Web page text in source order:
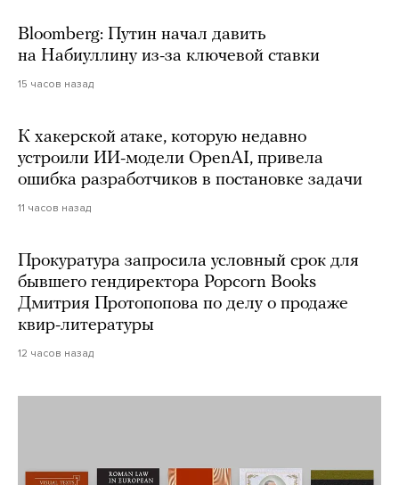
Bloomberg: Путин начал давить
на Набиуллину из-за ключевой ставки
15 часов назад
К хакерской атаке, которую недавно
устроили ИИ-модели OpenAI, привела
ошибка разработчиков в постановке задачи
11 часов назад
Прокуратура запросила условный срок для
бывшего гендиректора Popcorn Books
Дмитрия Протопопова по делу о продаже
квир-литературы
12 часов назад